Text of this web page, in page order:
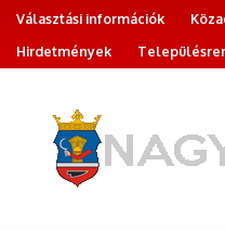
Választási információk
Hirdetmények